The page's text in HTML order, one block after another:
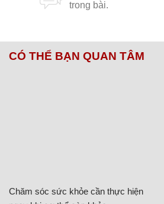
CÓ THỂ BẠN QUAN TÂM
Chăm sóc sức khỏe cần thực hiện